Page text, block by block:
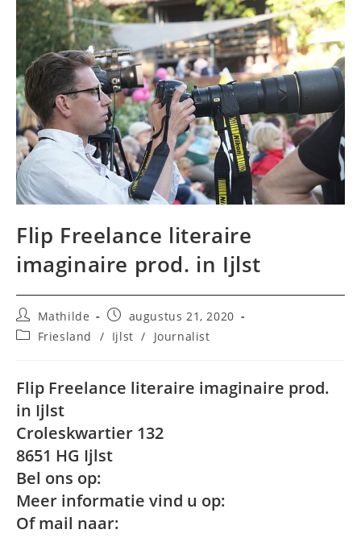
Flip Freelance literaire
imaginaire prod. in Ijlst
Bericht
auteur:
Mathilde
Bericht
gepubliceerd
op:
augustus 21, 2020
Berichtcategorie:
Friesland / Ijlst / Journalist
Flip Freelance literaire imaginaire prod.
in Ijlst
Croleskwartier 132
8651 HG Ijlst
Bel ons op:
Meer informatie vind u op:
Of mail naar: